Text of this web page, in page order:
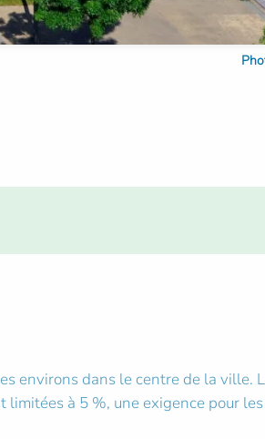
environs dans le centre de la ville.
limitées à 5 %, une exigence pour